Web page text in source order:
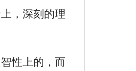
，深刻的理
性上的，而